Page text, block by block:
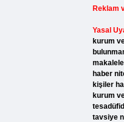
Reklam
Yasal
kurum
haber
kişiler
kurum
tavsiye